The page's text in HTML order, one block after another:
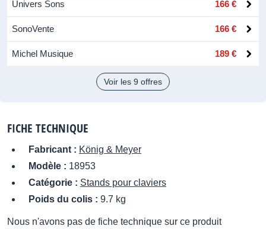
Univers Sons 166 €
SonoVente 166 €
Michel Musique 189 €
Voir les 9 offres
FICHE TECHNIQUE
Fabricant : König & Meyer
Modèle : 18953
Catégorie : Stands pour claviers
Poids du colis : 9.7 kg
Nous n'avons pas de fiche technique sur ce produit